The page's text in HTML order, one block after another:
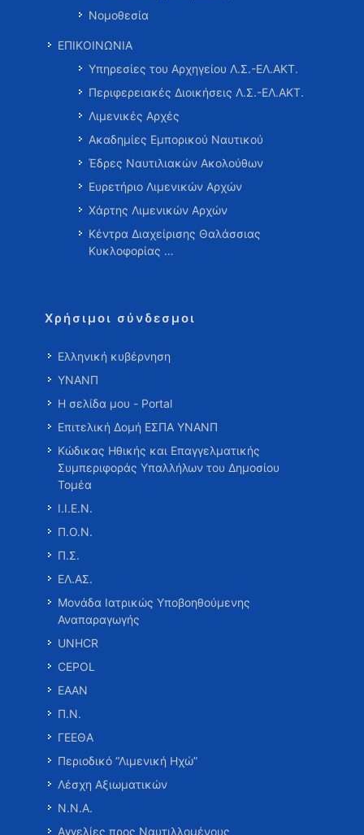
Νομοθεσία
ΕΠΙΚΟΙΝΩΝΙΑ
Υπηρεσίες του Αρχηγείου Λ.Σ.-ΕΛ.ΑΚΤ.
Περιφερειακές Διοικήσεις Λ.Σ.-ΕΛ.ΑΚΤ.
Λιμενικές Αρχές
Ακαδημίες Εμπορικού Ναυτικού
Έδρες Ναυτιλιακών Ακολούθων
Ευρετήριο Λιμενικών Αρχών
Χάρτης Λιμενικών Αρχών
Κέντρα Διαχείρισης Θαλάσσιας
Κυκλοφορίας …
Χρήσιμοι σύνδεσμοι
Ελληνική κυβέρνηση
ΥΝΑΝΠ
Η σελίδα μου - Portal
Επιτελική Δομή ΕΣΠΑ ΥΝΑΝΠ
Κώδικας Ηθικής και Επαγγελματικής
Συμπεριφοράς Υπαλλήλων του Δημοσίου
Τομέα
Ι.Ι.Ε.Ν.
Π.Ο.Ν.
Π.Σ.
ΕΛ.ΑΣ.
Μονάδα Ιατρικώς Υποβοηθούμενης
Αναπαραγωγής
UNHCR
CEPOL
ΕΑΑΝ
Π.Ν.
ΓΕΕΘΑ
Περιοδικό “Λιμενική Ηχώ”
Λέσχη Αξιωματικών
Ν.Ν.Α.
Αγγελίες προς Ναυτιλλομένους